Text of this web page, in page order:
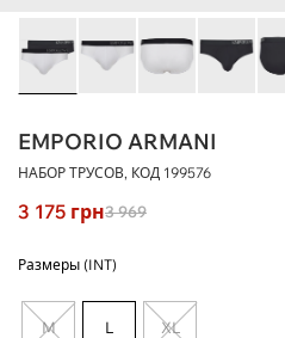
EMPORIO ARMANI
НАБОР ТРУСОВ, КОД 199576
3 175 грн3 969
Размеры (INT)
M L XL